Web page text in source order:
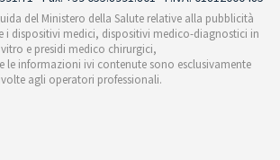
del Ministero della Salute relative alla pubblicità
i dispositivi medici, dispositivi medico-diagnostici in
vitro e presidi medico chirurgici,
le informazioni ivi contenute sono esclusivamente
agli operatori professionali.